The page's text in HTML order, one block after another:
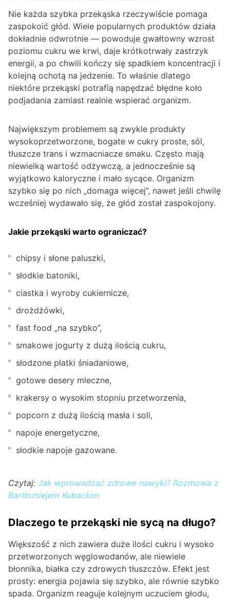
Nie każda szybka przekąska rzeczywiście pomaga
zaspokoić głód. Wiele popularnych produktów działa
dokładnie odwrotnie — powoduje gwałtowny wzrost
poziomu cukru we krwi, daje krótkotrwały zastrzyk
energii, a po chwili kończy się spadkiem koncentracji i
kolejną ochotą na jedzenie. To właśnie dlatego
niektóre przekąski potrafią napędzać błędne koło
podjadania zamiast realnie wspierać organizm.
Największym problemem są zwykle produkty
wysokoprzetworzone, bogate w cukry proste, sól,
tłuszcze trans i wzmacniacze smaku. Często mają
niewielką wartość odżywczą, a jednocześnie są
wyjątkowo kaloryczne i mało sycące. Organizm
szybko się po nich „domaga więcej”, nawet jeśli chwilę
wcześniej wydawało się, że głód został zaspokojony.
Jakie przekąski warto ograniczać?
chipsy i słone paluszki,
słodkie batoniki,
ciastka i wyroby cukiernicze,
drożdżówki,
fast food „na szybko”,
smakowe jogurty z dużą ilością cukru,
słodzone płatki śniadaniowe,
gotowe desery mleczne,
krakersy o wysokim stopniu przetworzenia,
popcorn z dużą ilością masła i soli,
napoje energetyczne,
słodkie napoje gazowane.
Czytaj: Jak wprowadzać zdrowe nawyki? Rozmowa z
Bartłomiejem Kubackim
Dlaczego te przekąski nie sycą na długo?
Większość z nich zawiera duże ilości cukru i wysoko
przetworzonych węglowodanów, ale niewiele
błonnika, białka czy zdrowych tłuszczów. Efekt jest
prosty: energia pojawia się szybko, ale równie szybko
spada. Organizm reaguje kolejnym uczuciem głodu,